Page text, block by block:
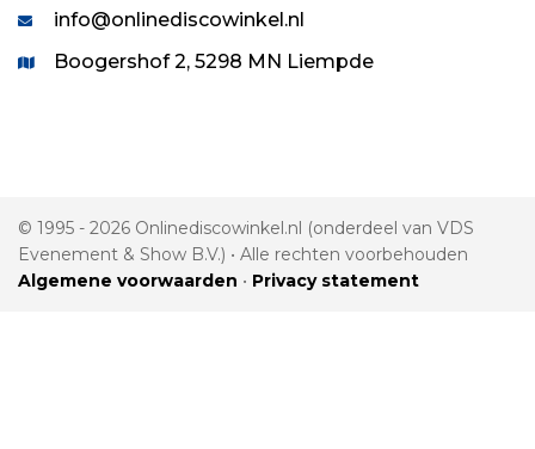
info@onlinediscowinkel.nl
Boogershof 2, 5298 MN Liempde
© 1995 - 2026 Onlinediscowinkel.nl (onderdeel van VDS
Evenement & Show B.V.) • Alle rechten voorbehouden
Algemene voorwaarden • Privacy statement